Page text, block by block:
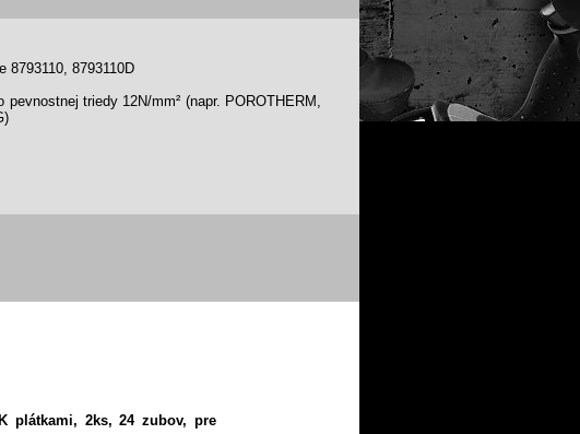
8793110D
triedy 12N/mm² (napr. POROTHERM,
plátkami, 2ks, 24 zubov, pre